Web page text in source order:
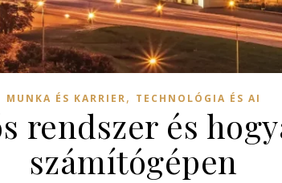
MUNKA ÉS KARRIER, TECHNOLÓGIA ÉS AI
rendszer és
számítógépen